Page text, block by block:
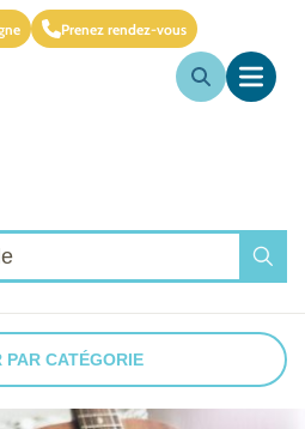
Prenez rendez-vous
PAR CATÉGORIE